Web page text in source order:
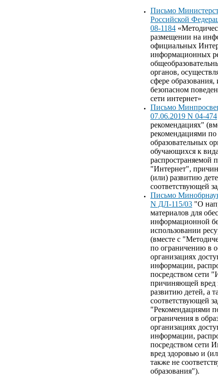
Письмо
Российской
08-1184
размещении на
официальных
информационных
органов,
сфере
безопасном
сети интернет»
Письмо
07.06.2019 N 04-474
рекомендациях"
рекомендациями
образовательных
обучающихся к
распространяемой
"Интернет",
(или) развитию
соответствующей
Письмо
N ДЛ-115/03 "О
материалов для
информационной
использовании
(вместе с
по ограничению в
организациях
информации,
посредством сети
причиняющей вред
развитию детей, а
соответствующей
"Рекомендациями
ограничения в
организациях
информации,
посредством сети
вред здоровью и
также не
образования").